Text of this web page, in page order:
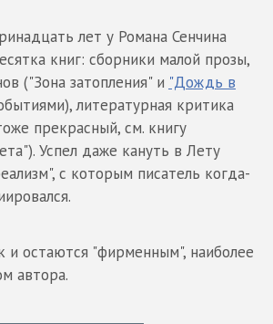
лет у Романа Сенчина
книг: сборники малой прозы,
("Зона затопления" и "Дождь в
литературная критика
прекрасный, см. книгу
Успел даже кануть в Лету
с которым писатель когда-
и остаются "фирменным", наиболее
автора.